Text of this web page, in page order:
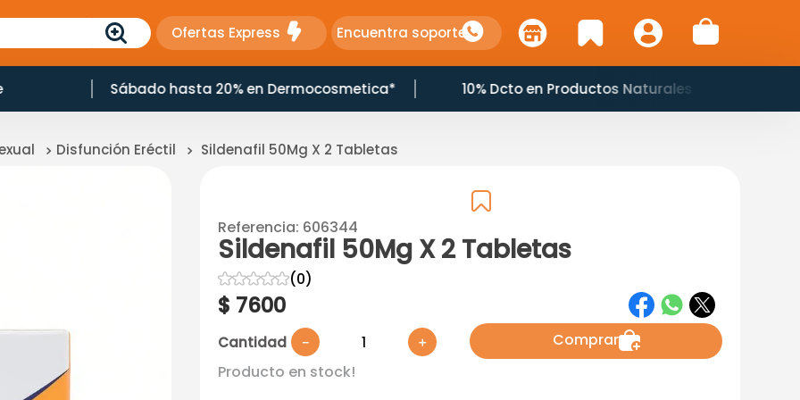
Ofertas Express Encuentra soporte
Sábado hasta 20% en Dermocosmetica* 10% Dcto en Productos Naturales
Disfunción Eréctil Sildenafil 50Mg X 2 Tabletas
Referencia: 606344
Sildenafil 50Mg X 2 Tabletas
☆☆☆☆☆(0)
$ 7600
Cantidad ＋
－
Comprar
Producto en stock!